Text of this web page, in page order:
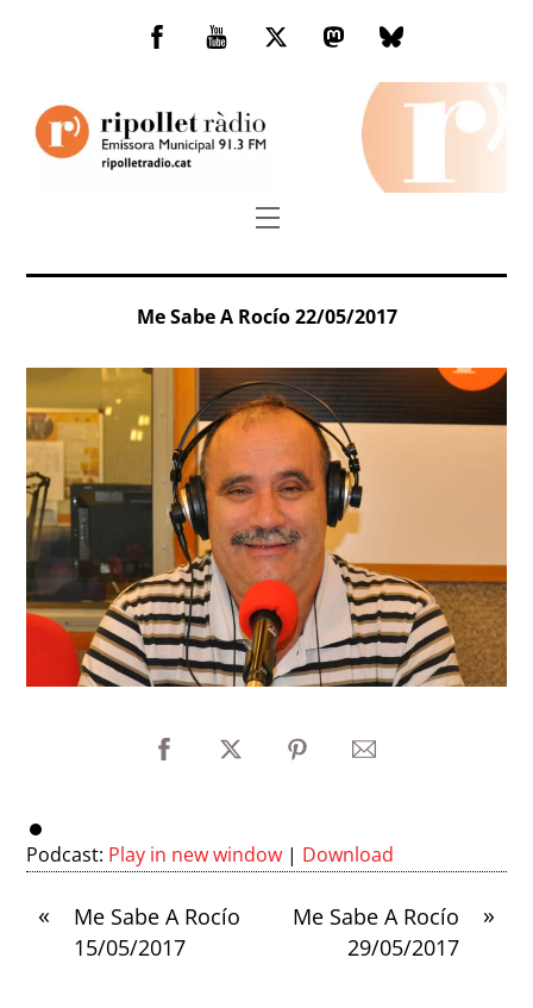
Facebook
You
TwitterMastodonBluesky
Menu
Me Sabe A Rocío 22/05/2017
Podcast: Play in new window | Download
«
Me Sabe A Rocío
15/05/2017
»
Me Sabe A Rocío
29/05/2017